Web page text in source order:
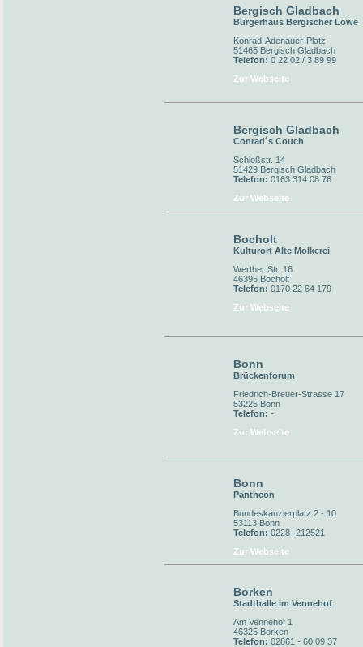
Bergisch Gladbach
Bürgerhaus Bergischer Löwe
Konrad-Adenauer-Platz
51465 Bergisch Gladbach
Telefon: 0 22 02 / 3 89 99
Zur Webseite
Bergisch Gladbach
Conrad´s Couch
Schloßstr. 14
51429 Bergisch Gladbach
Telefon: 0163 314 08 76
Zur Webseite
Bocholt
Kulturort Alte Molkerei
Werther Str. 16
46395 Bocholt
Telefon: 0170 22 64 179
Zur Webseite
Bonn
Brückenforum
Friedrich-Breuer-Strasse 17
53225 Bonn
Telefon: -
Zur Webseite
Bonn
Pantheon
Bundeskanzlerplatz 2 - 10
53113 Bonn
Telefon: 0228- 212521
Zur Webseite
Borken
Stadthalle im Vennehof
Am Vennehof 1
46325 Borken
Telefon: 02861 - 60 09 37